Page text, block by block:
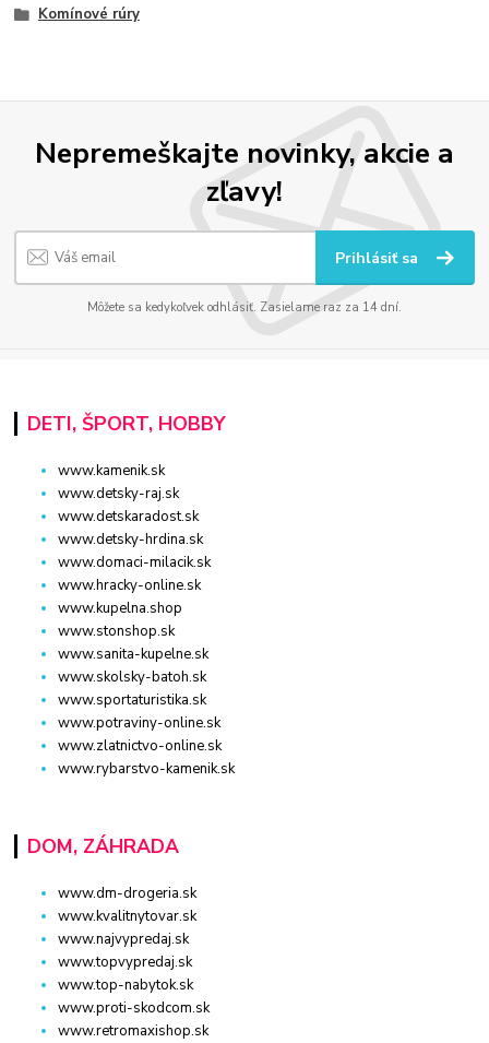
Komínové rúry
Nepremeškajte novinky, akcie a
zľavy!
Prihlásiť sa
Môžete sa kedykoľvek odhlásiť. Zasielame raz za 14 dní.
DETI, ŠPORT, HOBBY
www.kamenik.sk
www.detsky-raj.sk
www.detskaradost.sk
www.detsky-hrdina.sk
www.domaci-milacik.sk
www.hracky-online.sk
www.kupelna.shop
www.stonshop.sk
www.sanita-kupelne.sk
www.skolsky-batoh.sk
www.sportaturistika.sk
www.potraviny-online.sk
www.zlatnictvo-online.sk
www.rybarstvo-kamenik.sk
DOM, ZÁHRADA
www.dm-drogeria.sk
www.kvalitnytovar.sk
www.najvypredaj.sk
www.topvypredaj.sk
www.top-nabytok.sk
www.proti-skodcom.sk
www.retromaxishop.sk